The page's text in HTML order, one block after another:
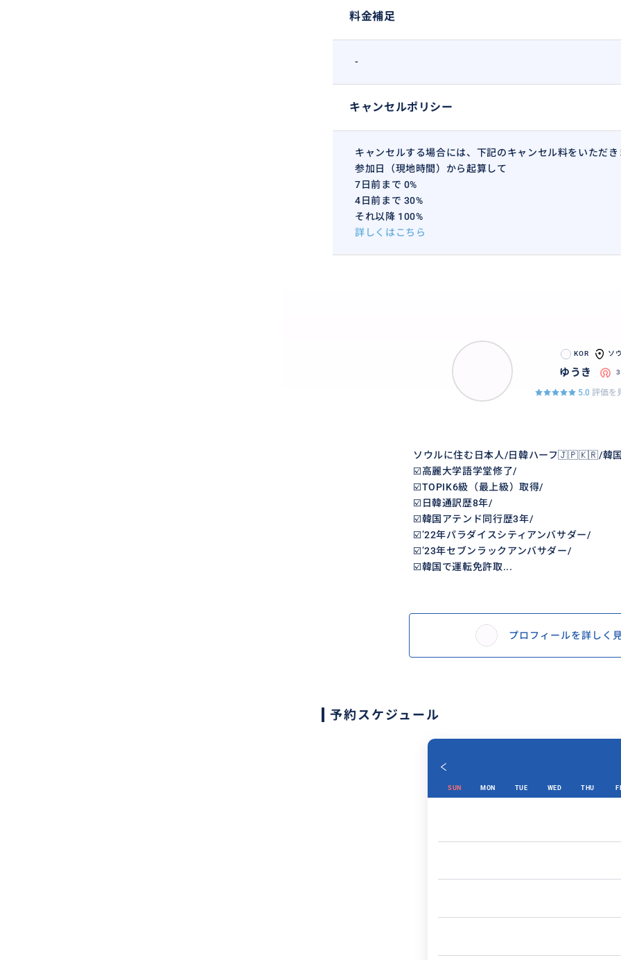
料金補足
-
キャンセルポリシー
キャンセルする場合には、下記のキャンセル料をいただき
参加日（現地時間）から起算して
7日前まで 0%
4日前まで 30%
それ以降 100%
詳しくはこちら
KOR ソ
ゆうき
5.0 評価を
ソウルに住む日本人/日韓ハーフ
☑️高麗大学語学堂修了/
☑️TOPIK6級（最上級）取得/
☑️日韓通訳歴8年/
☑️韓国アテンド同行歴3年/
☑️’22年パラダイスシティアンバサダー/
☑️’23年セブンラックアンバサダー/
☑️韓国で運転免許取...
プロフィールを詳しく
予約スケジュール
SUN MON TUE WED THU